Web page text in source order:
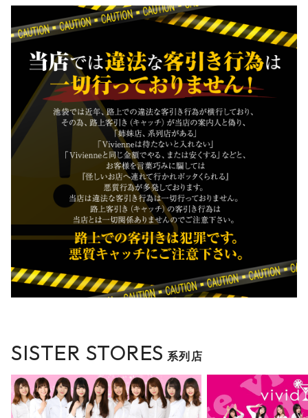
SISTER STORES 系列店